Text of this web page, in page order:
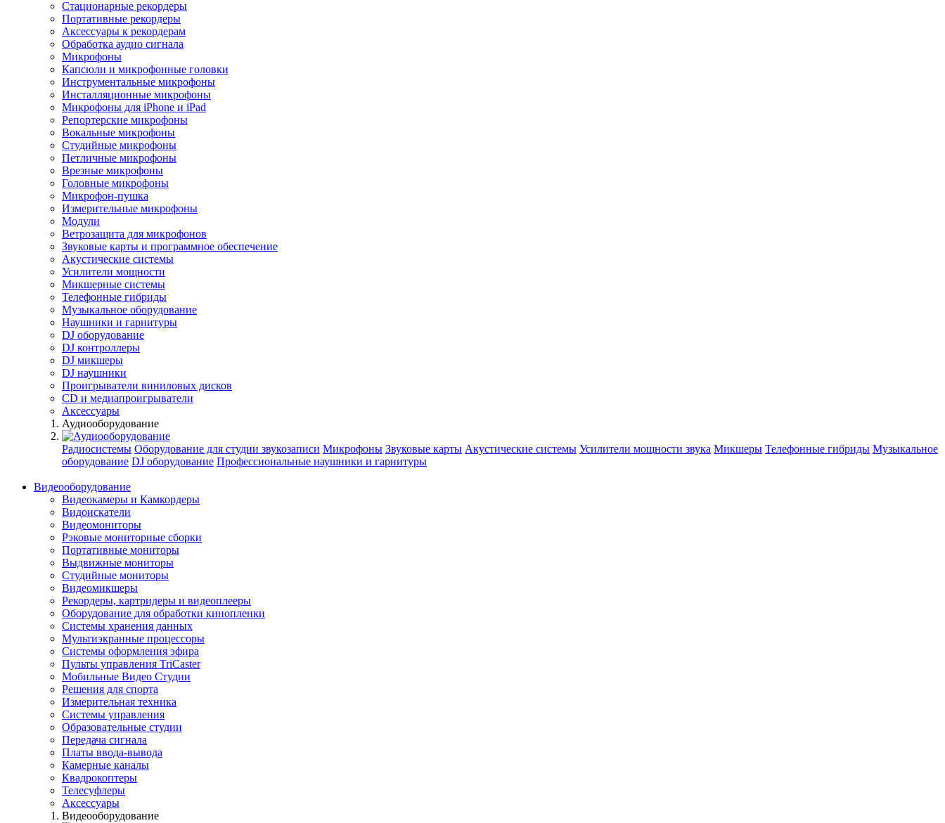
Стационарные рекордеры
Портативные рекордеры
Аксессуары к рекордерам
Обработка аудио сигнала
Микрофоны
Капсюли и микрофонные головки
Инструментальные микрофоны
Инсталляционные микрофоны
Микрофоны для iPhone и iPad
Репортерские микрофоны
Вокальные микрофоны
Студийные микрофоны
Петличные микрофоны
Врезные микрофоны
Головные микрофоны
Микрофон-пушка
Измерительные микрофоны
Модули
Ветрозащита для микрофонов
Звуковые карты и программное обеспечение
Акустические системы
Усилители мощности
Микшерные системы
Телефонные гибриды
Музыкальное оборудование
Наушники и гарнитуры
DJ оборудование
DJ контроллеры
DJ микшеры
DJ наушники
Проигрыватели виниловых дисков
СD и медиапроигрыватели
Аксессуары
Аудиооборудование
Радиосистемы Оборудование для студии звукозаписи Микрофоны Звуковые карты Акустические системы Усилители мощности звука Микшеры Телефонные гибриды Музыкальное
оборудование DJ оборудование Профессиональные наушники и гарнитуры
Видеооборудование
Видеокамеры и Камкордеры
Видоискатели
Видеомониторы
Рэковые мониторные сборки
Портативные мониторы
Выдвижные мониторы
Студийные мониторы
Видеомикшеры
Рекордеры, картридеры и видеоплееры
Оборудование для обработки кинопленки
Системы хранения данных
Мультиэкранные процессоры
Системы оформления эфира
Пульты управления TriCaster
Мобильные Видео Студии
Решения для спорта
Измерительная техника
Системы управления
Образовательные студии
Передача сигнала
Платы ввода-вывода
Камерные каналы
Квадрокоптеры
Телесуфлеры
Аксессуары
Видеооборудование